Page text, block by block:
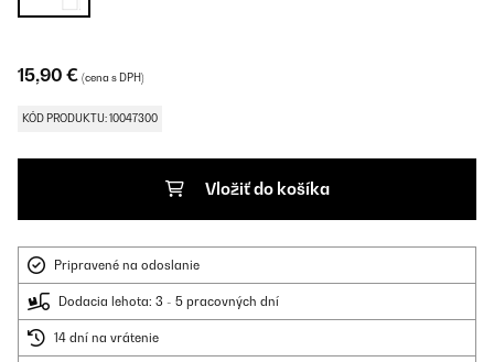
15,90 € (cena s DPH)
KÓD PRODUKTU: 10047300
Vložiť do košíka
Pripravené na odoslanie
Dodacia lehota: 3 - 5 pracovných dní
14 dní na vrátenie